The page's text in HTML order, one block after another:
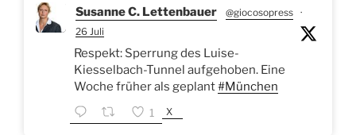
Susanne C. Lettenbauer @giocosopress ·
26 Juli
Respekt: Sperrung des Luise-
Kiesselbach-Tunnel aufgehoben. Eine
Woche früher als geplant#München
1 X